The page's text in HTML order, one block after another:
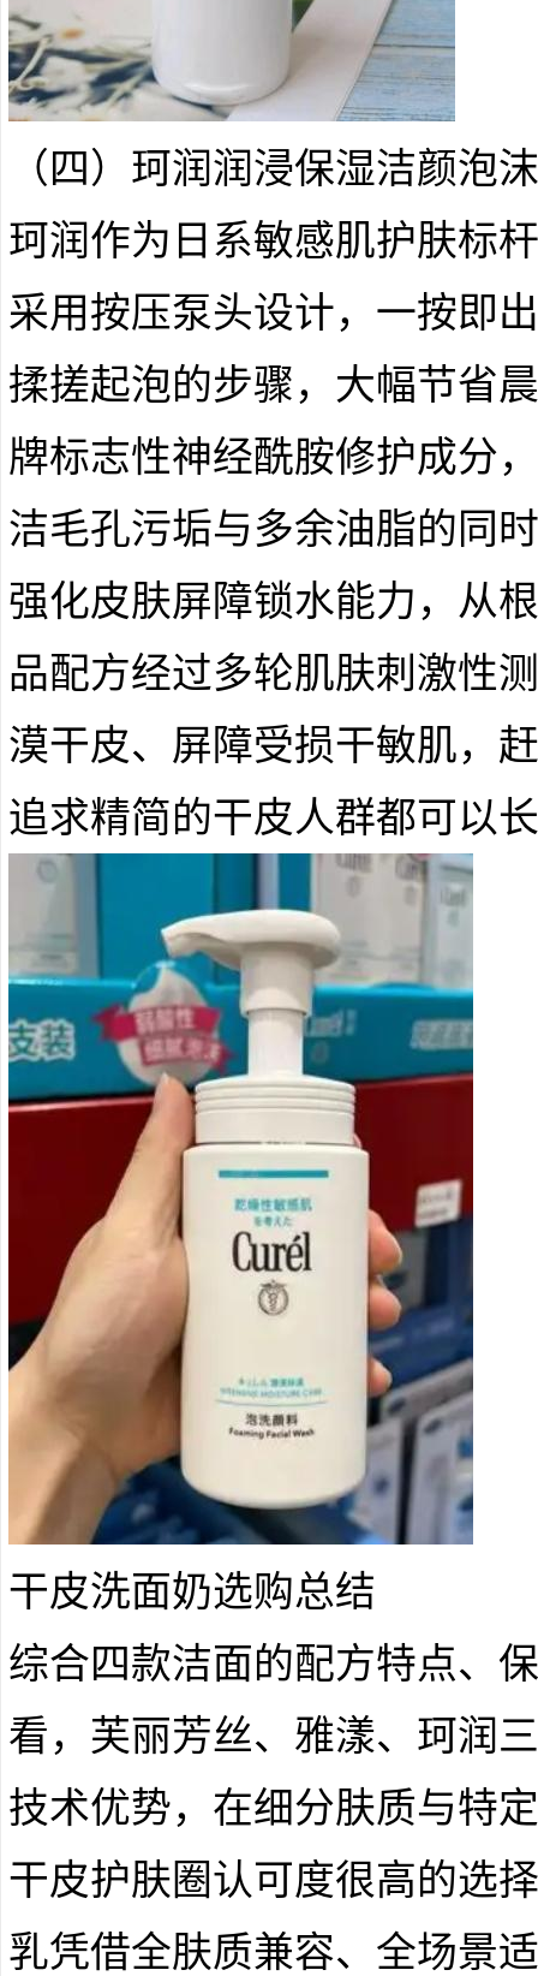
（四）珂润润浸保湿洁颜泡沫
珂润作为日系敏感肌护肤标
采用按压泵头设计，一按即
揉搓起泡的步骤，大幅节省
牌标志性神经酰胺修护成分
洁毛孔污垢与多余油脂的同
强化皮肤屏障锁水能力，从
品配方经过多轮肌肤刺激性
漠干皮、屏障受损干敏肌，
追求精简的干皮人群都可以
干皮洗面奶选购总结
综合四款洁面的配方特点、
看，芙丽芳丝、雅漾、珂润
技术优势，在细分肤质与特
干皮护肤圈认可度很高的选
乳凭借全肤质兼容、全场景